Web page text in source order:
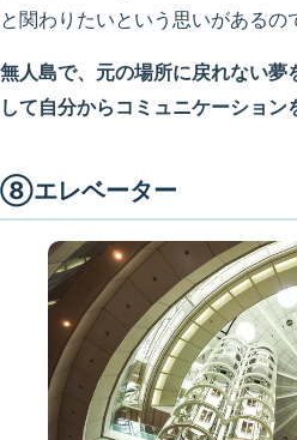
と関わりたいという思いがあるの
無人島で、元の場所に戻れない夢
して自分からコミュニケーション
⑧エレベーター